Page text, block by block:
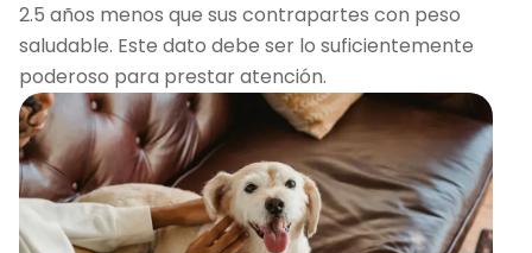
2.5 años menos que sus contrapartes con peso
saludable. Este dato debe ser lo suficientemente
poderoso para prestar atención.